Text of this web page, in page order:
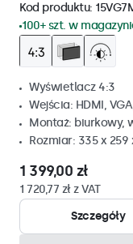
Kod produktu:
100+ szt. w
Wyświetlacz 4:3
Wejścia: HDMI,
Montaż: biurkowy,
Rozmiar: 335 x 259
1 399,00 zł
1 720,77 zł z VAT
Szczegóły